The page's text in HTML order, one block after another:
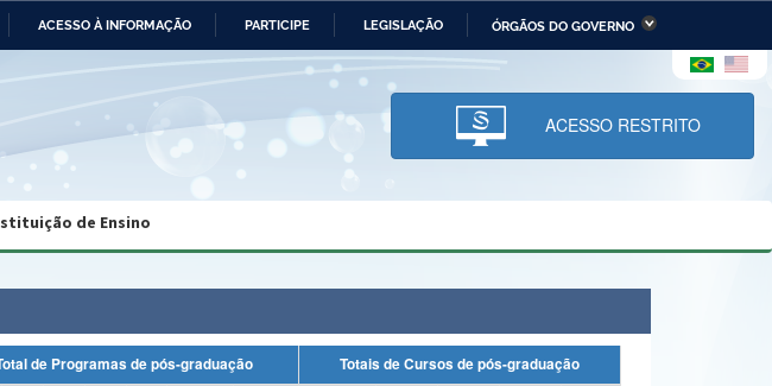
ACESSO À INFORMAÇÃO PARTICIPE LEGISLAÇÃO ÓRGÃOS DO GOVERNO
das Relações Ministério da Economia Ministério da Infraestrutura
Ministério da Ciência,
Tecnologia, Inovações e
Comunicações
e dos Direitos Humanos
Central do Brasil Planalto
ACESSO RESTRITO
de Ensino
Total de Programas de pós-graduação
Totais de Cursos de pós-graduação